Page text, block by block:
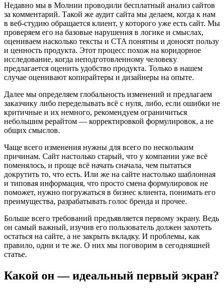
Недавно мы в Молнии проводили бесплатный анализ сайтов
за комментарий. Такой же аудит сайта мы делаем, когда к нам
в веб-студию обращается клиент, у которого уже есть сайт. Мы
проверяем его на базовые нарушения в логике и смыслах,
оцениваем насколько тексты и CTA понятны и доносят пользу
и ценность продукта. Этот процесс похож на коридорное
исследование, когда неподготовленному человеку
предлагается оценить удобство продукта. Только в нашем
случае оценивают копирайтеры и дизайнеры на опыте.
Далее мы определяем глобальность изменений и предлагаем
заказчику либо переделывать всё с нуля, либо, если ошибки не
критичные и их немного, рекомендуем ограничиться
небольшим рерайтом — корректировкой формулировок, а не
общих смыслов.
Чаще всего изменения нужны для всего по нескольким
причинам. Сайт настолько старый, что у компании уже всё
поменялось, и проще всё начать сначала, чем пытаться
докрутить то, что есть. Или же на сайте настолько шаблонная
и типовая информация, что просто смена формулировок не
поможет, нужно погружаться в бизнес клиента, понимать его
преимущества, разрабатывать голос бренда и прочее.
Больше всего требований предъявляется первому экрану. Ведь
он самый важный, изучив его пользователь должен захотеть
остаться на сайте, а не закрыть вкладку. И проблемы, как
правило, одни и те же. О них мы поговорим в сегодняшней
статье.
Какой он — идеальный первый экран?